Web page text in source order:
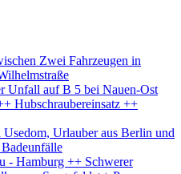
Zwei Fahrzeugen in
Unfall auf B 5 bei Nauen-Ost
Hubschraubereinsatz ++
Urlauber aus Berlin und
- Hamburg ++ Schwerer